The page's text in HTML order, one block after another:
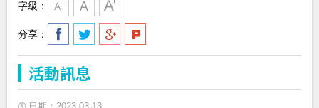
字級：
分享：
活動訊息